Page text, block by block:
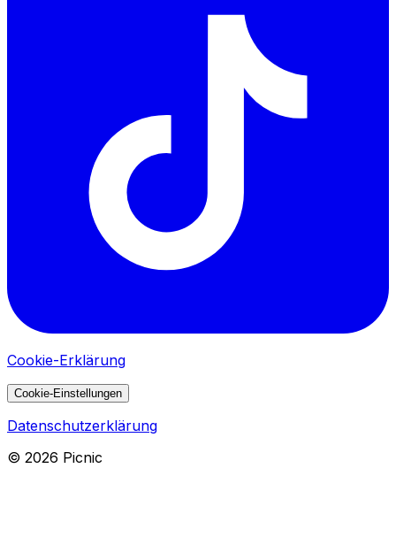
Cookie-Erklärung
Cookie-Einstellungen
Datenschutzerklärung
© 2026 Picnic